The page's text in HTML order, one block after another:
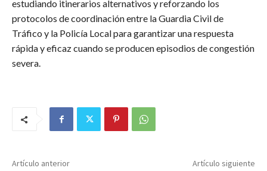
estudiando itinerarios alternativos y reforzando los
protocolos de coordinación entre la Guardia Civil de
Tráfico y la Policía Local para garantizar una respuesta
rápida y eficaz cuando se producen episodios de congestión
severa.
Artículo anterior Artículo siguiente